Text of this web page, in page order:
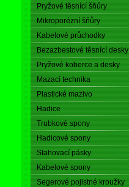
Pryžové těsnící šňůry
Mikroporézní šňůry
Kabelové průchodky
Bezazbestové těsnící desky
Pryžové koberce a desky
Mazací technika
Plastické mazivo
Hadice
Trubkové spony
Hadicové spony
Stahovací pásky
Kabelové spony
Segerové pojistné kroužky